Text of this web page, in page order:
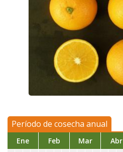
Período de cosecha anual
Ene Feb Mar Abr